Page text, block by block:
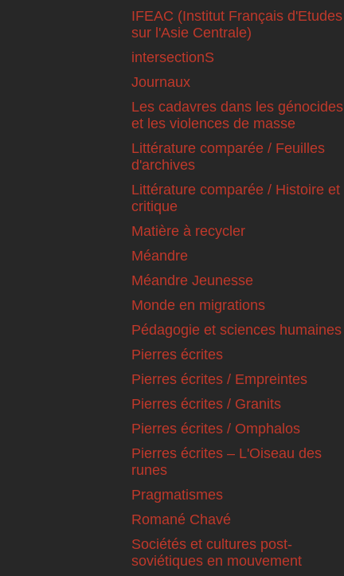
IFEAC (Institut Français d'Etudes
sur l'Asie Centrale)
intersectionS
Journaux
Les cadavres dans les génocides
et les violences de masse
Littérature comparée / Feuilles
d'archives
Littérature comparée / Histoire et
critique
Matière à recycler
Méandre
Méandre Jeunesse
Monde en migrations
Pédagogie et sciences humaines
Pierres écrites
Pierres écrites / Empreintes
Pierres écrites / Granits
Pierres écrites / Omphalos
Pierres écrites – L'Oiseau des
runes
Pragmatismes
Romané Chavé
Sociétés et cultures post-
soviétiques en mouvement